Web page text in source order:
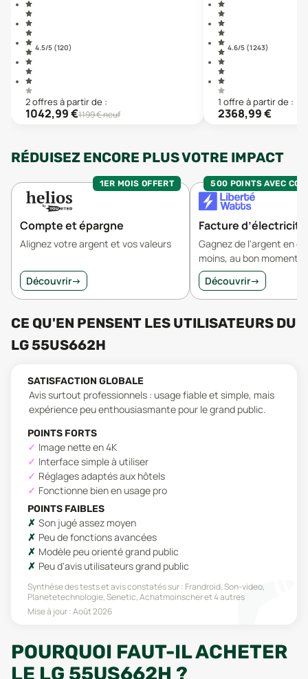
4.5/5 (120)
2offresà partir de :
1042,99€1199€ neuf
4.6/5 (1 243)
1 offre à partir de :
2368,99€
RÉDUISEZ ENCORE PLUS VOTRE IMPACT
1ER MOIS OFFERT
Compte et épargne
Alignez votre argent et vos valeurs
Découvrir→
500 POINTS AVEC
Facture d’électricité
Gagnez de l'argent en
moins, au bon moment.
Découvrir→
CE QU'EN PENSENT LES UTILISATEURS DU
LG 55US662H
SATISFACTION GLOBALE
Avis surtout professionnels : usage fiable et simple, mais
expérience peu enthousiasmante pour le grand public.
POINTS FORTS
Image nette en 4K
Interface simple à utiliser
Réglages adaptés aux hôtels
Fonctionne bien en usage pro
POINTS FAIBLES
Son jugé assez moyen
Peu de fonctions avancées
Modèle peu orienté grand public
Peu d'avis utilisateurs grand public
Synthèse des tests et avis constatés sur : Frandroid, Son-video,
Planetetechnologie, Senetic, Achatmoinscheret 4 autres
Mise à jour :Août 2026
POURQUOI FAUT-IL ACHETER
LE LG 55US662H ?